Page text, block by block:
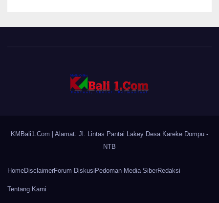
KMBali1.Com
| Alamat: Jl. Lintas Pantai Lakey Desa Kareke Dompu -
NTB
HomeDisclaimerForum Diskusi Pedoman Media SiberRedaksi
Tentang Kami